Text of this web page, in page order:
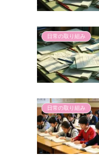
日常の取り組み
日常の取り組み